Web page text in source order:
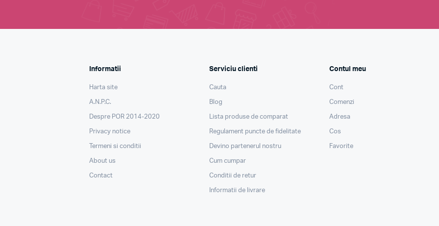
Informatii
Harta site
A.N.P.C.
Despre POR 2014-2020
Privacy notice
Termeni si conditii
About us
Contact
Serviciu clienti
Cauta
Blog
Lista produse de comparat
Regulament puncte de fidelitate
Devino partenerul nostru
Cum cumpar
Conditii de retur
Informatii de livrare
Contul meu
Cont
Comenzi
Adresa
Cos
Favorite